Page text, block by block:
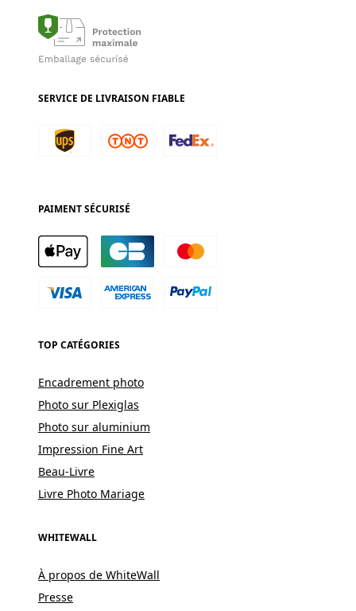
SERVICE DE LIVRAISON FIABLE
PAIMENT SÉCURISÉ
TOP CATÉGORIES
Encadrement photo
Photo sur Plexiglas
Photo sur aluminium
Impression Fine Art
Beau-Livre
Livre Photo Mariage
WHITEWALL
À propos de WhiteWall
Presse